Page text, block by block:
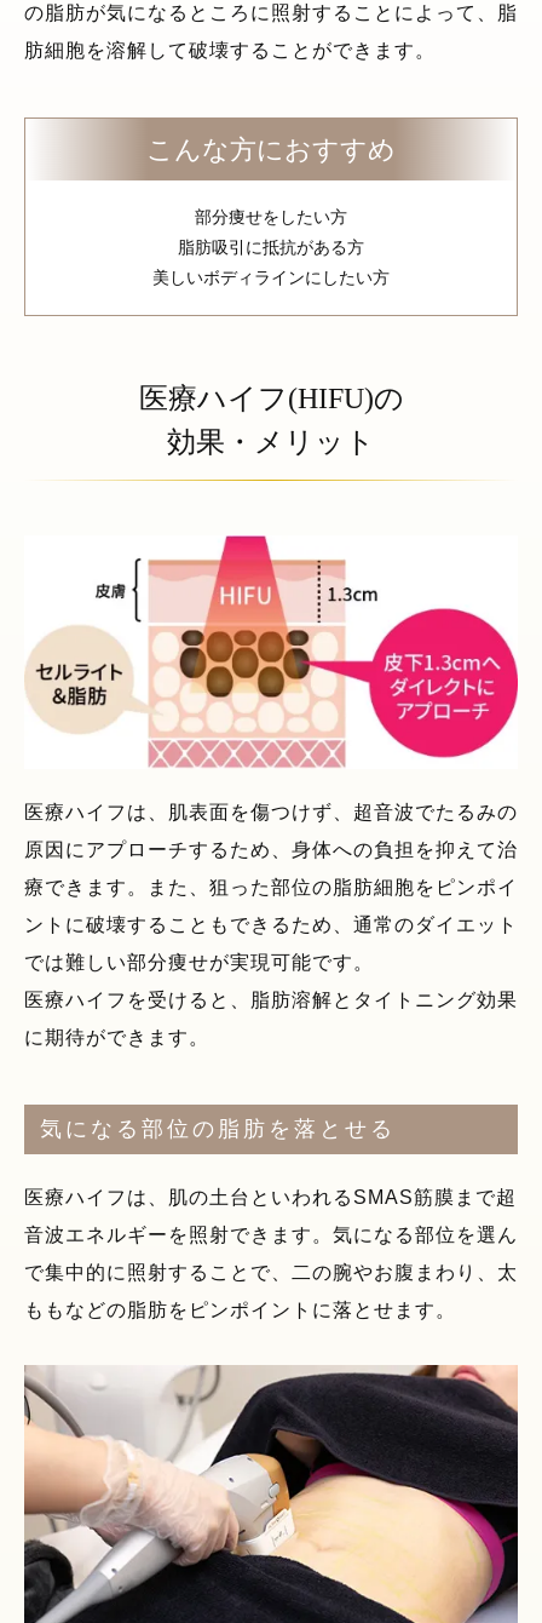
の脂肪が気になるところに照射することによって、脂
肪細胞を溶解して破壊することができます。
こんな方におすすめ
部分痩せをしたい方
脂肪吸引に抵抗がある方
美しいボディラインにしたい方
医療ハイフ(HIFU)の
効果・メリット
医療ハイフは、肌表面を傷つけず、超音波でたるみの
原因にアプローチするため、身体への負担を抑えて治
療できます。また、狙った部位の脂肪細胞をピンポイ
ントに破壊することもできるため、通常のダイエット
では難しい部分痩せが実現可能です。
医療ハイフを受けると、脂肪溶解とタイトニング効果
に期待ができます。
気になる部位の脂肪を落とせる
医療ハイフは、肌の土台といわれるSMAS筋膜まで超
音波エネルギーを照射できます。気になる部位を選ん
で集中的に照射することで、二の腕やお腹まわり、太
ももなどの脂肪をピンポイントに落とせます。